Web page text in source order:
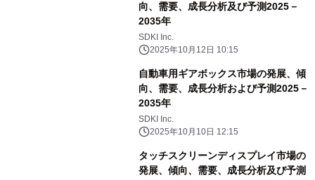
向、需要、成長分析及び予測2025－
2035年
SDKI Inc.
2025年10月12日 10:15
自動車用ギアボックス市場の発展、傾
向、需要、成長分析および予測2025－
2035年
SDKI Inc.
2025年10月10日 12:15
タッチスクリーンディスプレイ市場の
発展、傾向、需要、成長分析及び予測